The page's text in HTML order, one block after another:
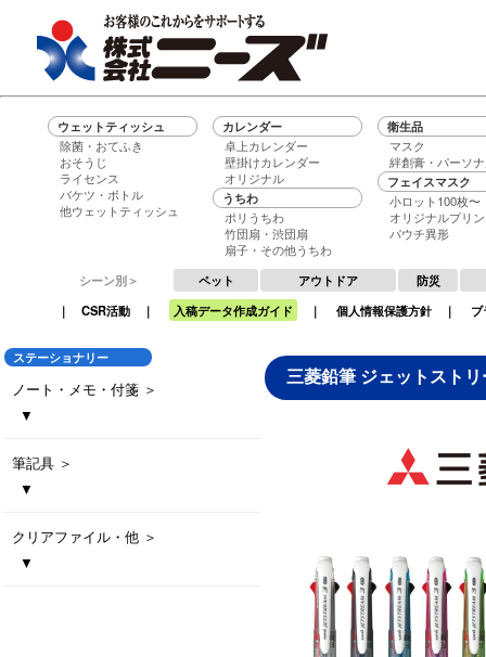
ウェットティッシュ
除菌・おてふき
おそうじ
ライセンス
バケツ・ボトル
他ウェットティッシュ
カレンダー
卓上カレンダー
壁掛けカレンダー
オリジナル
うちわ
ポリうちわ
竹団扇・渋団扇
扇子・その他うちわ
衛生品
マスク
絆創膏・パーソ
フェイスマスク
小ロット100枚〜
オリジナルプリ
パウチ異形
シーン別＞ ペット アウトドア
防災
｜ CSR活動 ｜ 入稿データ作成ガイド ｜ 個人情報保護方針 ｜
ステーショナリー
ノート・メモ・付箋 ＞
▼
ダブルリングノート
ペン立てデスクメモ
ポケットメモ
くるみ巻きメモ
トップメモ30
名入れ付箋 パステル
名入れ付箋 ネオン
筆記具 ＞
▼
PILOT スーパーグリップ G
PILOT ジュース 0.5白軸
PILOT アクロボールTシリーズ
PILOT フリクションボールノック
PILOT アクロボール３（0.5/0.7）
PILOT フリクションライト
ZEBRA エマルジョンボールペン ブレン 1c
ZEBRA エマルジョンボールペン ブレン 3c
ZEBRA エマルジョンボールペン ブレン 2c+S
ZEBRA サラサクリップホワイト軸0.5 彩り職人
ZEBRA デルガード 0.5
ZEBRA クリップオン マルチ
三菱鉛筆 ジェットストリーム
スタンダード 0.5mm
三菱鉛筆 ジェットストリーム
スタンダード 0.5mm 名入れ専用商品
三菱鉛筆 ジェットストリーム
スタンダード 0.7mm
三菱鉛筆 ジェットストリーム
スタンダード 0.7mm 名入れ専用商品
三菱鉛筆 ジェットストリーム
3色ボールペン 0.5mm
三菱鉛筆 ジェットストリーム
3色ボールペン 0.7mm
三菱鉛筆 ジェットストリーム
多機能ペン4&1 0.5mm
三菱鉛筆 ジェットストリーム
3多機能ペン4&1 0.7mm
三菱鉛筆 クルトガ アドバンス
シャープペン
ビターボールペン
ファイングリップボールペン
4 in 1 タッチペン
3色ボールペン
メタルトーンタッチペン
モバイルタッチ3色ボールペン
メタルラバーペン
メタルラバータッチペン
クリアファイル・他 ＞
▼
三菱鉛筆 ジェットスト